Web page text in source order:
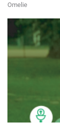
Omelie